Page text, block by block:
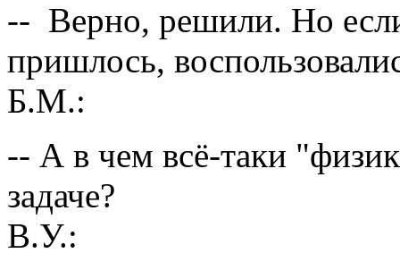
-- Верно, решили. Но
пришлось,
Б.М.:
-- А в чем всё-таки
задаче?
В.У.: